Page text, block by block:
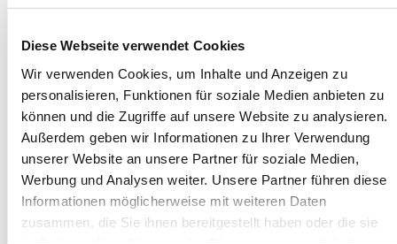
Diese Webseite verwendet Cookies
Wir verwenden Cookies, um Inhalte und Anzeigen zu
personalisieren, Funktionen für soziale Medien anbieten zu
können und die Zugriffe auf unsere Website zu analysieren.
Außerdem geben wir Informationen zu Ihrer Verwendung
unserer Website an unsere Partner für soziale Medien,
Werbung und Analysen weiter. Unsere Partner führen diese
Informationen möglicherweise mit weiteren Daten
zusammen, die Sie ihnen bereitgestellt haben oder die sie
Partnerschaft
Abendsegen – Nachtpause
Andacht
7. Berichte
7.1 Bericht der Superintendentin
7.2 Aussprache zu den Berichten aus den Abteilungen
und Arbeitsbereichen des Kirchenkreises – Berichtsheft
2023